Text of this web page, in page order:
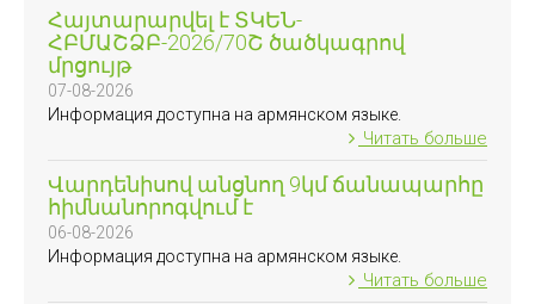
Հայտարարվել է ՏԿԵՆ-
ՀԲՄԱՇՁԲ-2026/70Շ ծածկագրով
մրցույթ
07-08-2026
Информация доступна на армянском языке.
Читать больше
Վարդենիսով անցնող 9կմ ճանապարհը
հիմնանորոգվում է
06-08-2026
Информация доступна на армянском языке.
Читать больше